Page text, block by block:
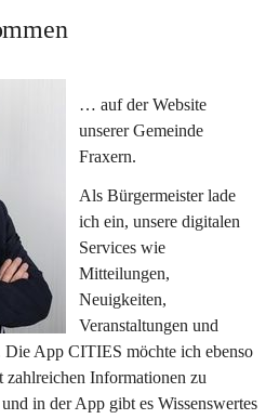
… auf der Website
unserer Gemeinde
Fraxern.
Als Bürgermeister lade
ich ein, unsere digitalen
Services wie
Mitteilungen,
Neuigkeiten,
Veranstaltungen und
App CITIES möchte ich ebenso
zahlreichen Informationen zu
in der App gibt es Wissenswertes